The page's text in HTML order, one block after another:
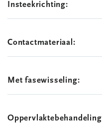
Insteekrichting:
Contactmateriaal:
Met fasewisseling:
Oppervlaktebehandeling